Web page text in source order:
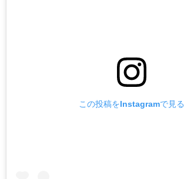
この投稿をInstagramで見る